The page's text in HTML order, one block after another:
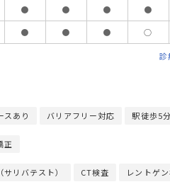
● ● ● ●
● ● ● ○
診
スあり バリアフリー対応 駅徒歩5
正
リバテスト） CT検査 レントゲ